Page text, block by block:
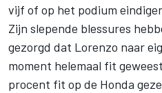
vijf of op het podium
Zijn slepende blessures
gezorgd dat Lorenzo naar
moment helemaal fit
procent fit op de Honda